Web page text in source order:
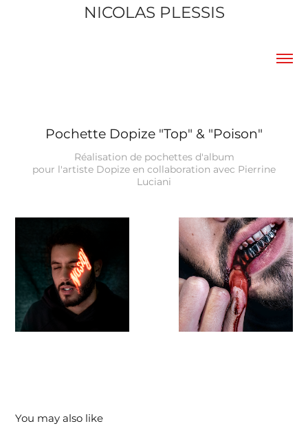
NICOLAS PLESSIS
Pochette Dopize "Top" & "Poison"
Réalisation de pochettes d'album
pour l'artiste Dopize en collaboration avec Pierrine
Luciani
You may also like